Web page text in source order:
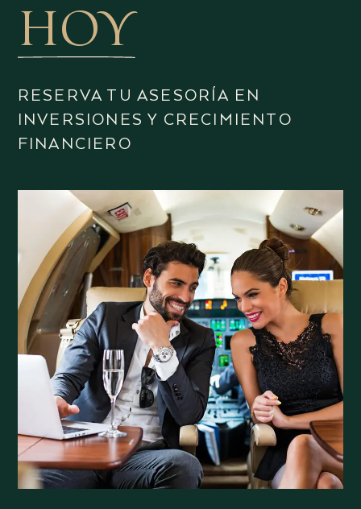
HOY
RESERVA TU ASESORÍA EN
INVERSIONES Y CRECIMIENTO
FINANCIERO